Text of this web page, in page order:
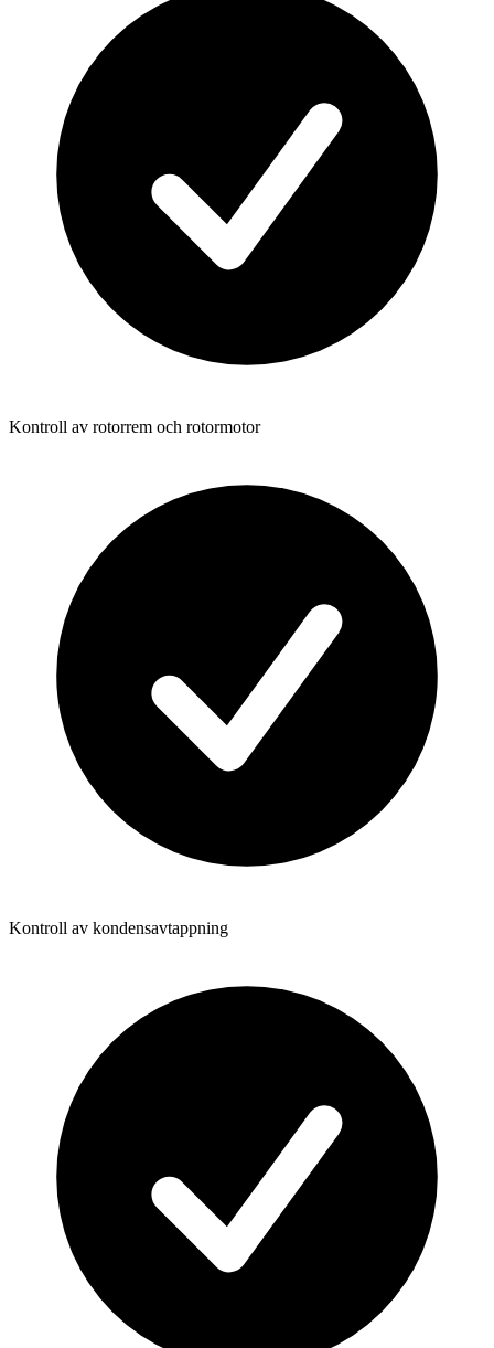
Kontroll av rotorrem och rotormotor
Kontroll av kondensavtappning